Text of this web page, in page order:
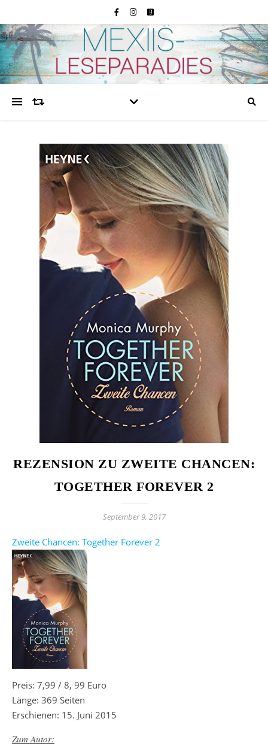
REZENSION ZU ZWEITE CHANCEN:
TOGETHER FOREVER 2
September 9, 2017
Zweite Chancen: Together Forever 2
Preis: 7,99 / 8, 99 Euro
Länge: 369 Seiten
Erschienen: 15. Juni 2015
Zum Autor: